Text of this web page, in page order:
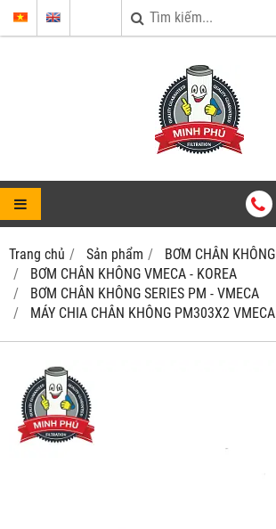
Trang chủ Sản phẩm
BƠM CHÂN KHÔNG
BƠM CHÂN KHÔNG VMECA - KOREA
BƠM CHÂN KHÔNG SERIES PM - VMECA
MÁY CHIA CHÂN KHÔNG PM303X2 VMECA